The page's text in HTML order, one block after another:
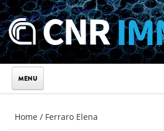
Skip to main content
You are here
Home / Ferraro Elena